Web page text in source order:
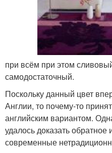
при всём при этом
самодостаточный.
Поскольку данный цвет
Англии, то почему-то
английским вариантом.
удалось доказать обратное
современные